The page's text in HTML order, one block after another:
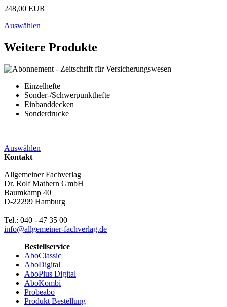
248,00 EUR
Auswählen
Weitere Produkte
Einzelhefte
Sonder-/Schwerpunkthefte
Einbanddecken
Sonderdrucke
Auswählen
Kontakt
Allgemeiner Fachverlag
Dr. Rolf Mathern GmbH
Baumkamp 40
D-22299 Hamburg
Tel.: 040 - 47 35 00
info@allgemeiner-fachverlag.de
Bestellservice
AboClassic
AboDigital
AboPlus Digital
AboKombi
Probeabo
Produkt Bestellung